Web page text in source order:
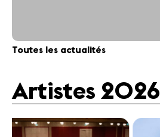
Toutes les actualités
Artistes 2026